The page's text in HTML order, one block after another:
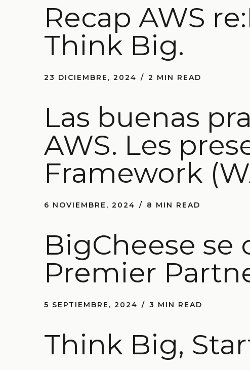
Recap AWS
Think Big.
23 DICIEMBRE, 2024 2 MIN READ
Las buenas
AWS. Les
Framework
6 NOVIEMBRE, 2024 8 MIN READ
BigCheese se
Premier
5 SEPTIEMBRE, 2024 3 MIN READ
Think Big,